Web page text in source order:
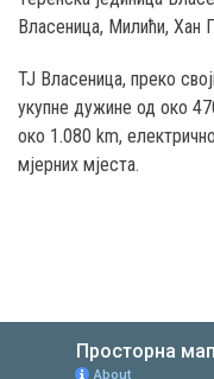
Власеница, Милићи, Хан
ТЈ Власеница, преко
укупне дужине од око
око 1.080 km,
мјерних мјеста.